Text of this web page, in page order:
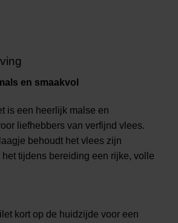
en smaakvol
is een heerlijk malse en
liefhebbers van verfijnd vlees.
behoudt het vlees zijn
tijdens bereiding een rijke, volle
kort op de huidzijde voor een